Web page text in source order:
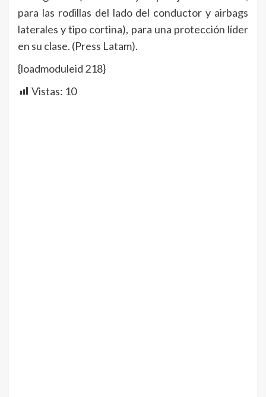
para las rodillas del lado del conductor y airbags
laterales y tipo cortina), para una protección líder
en su clase. (Press Latam).
{loadmoduleid 218}
Vistas: 10